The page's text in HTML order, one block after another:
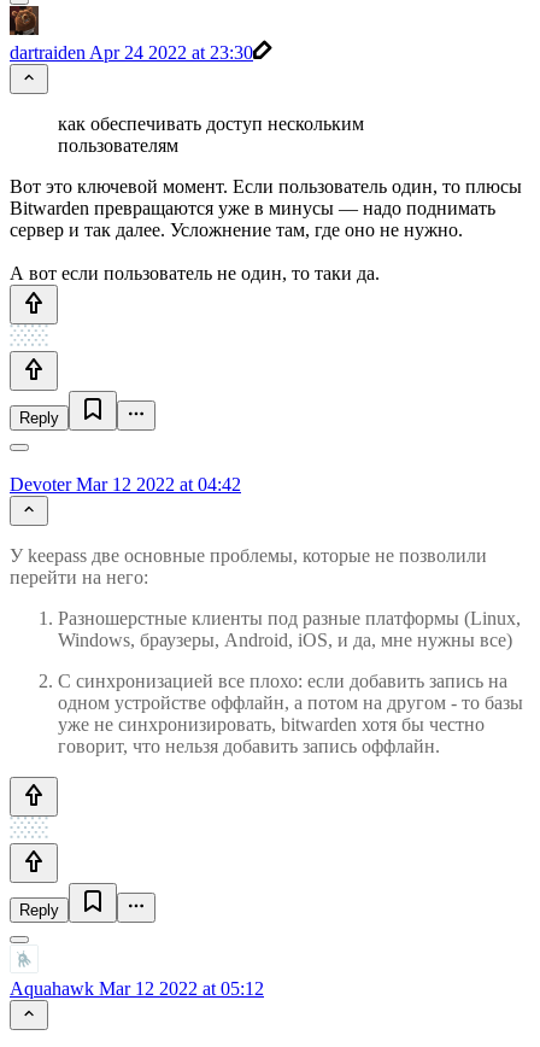
dartraiden Apr 24 2022 at 23:30
как обеспечивать доступ нескольким
пользователям
Вот это ключевой момент. Если пользователь один, то плюсы
Bitwarden превращаются уже в минусы — надо поднимать
сервер и так далее. Усложнение там, где оно не нужно.
А вот если пользователь не один, то таки да.
Reply
DevoterMar 12 2022 at 04:42
У keepass две основные проблемы, которые не позволили
перейти на него:
Разношерстные клиенты под разные платформы (Linux,
Windows, браузеры, Android, iOS, и да, мне нужны все)
С синхронизацией все плохо: если добавить запись на
одном устройстве оффлайн, а потом на другом - то базы
уже не синхронизировать, bitwarden хотя бы честно
говорит, что нельзя добавить запись оффлайн.
Reply
Aquahawk Mar 12 2022 at 05:12